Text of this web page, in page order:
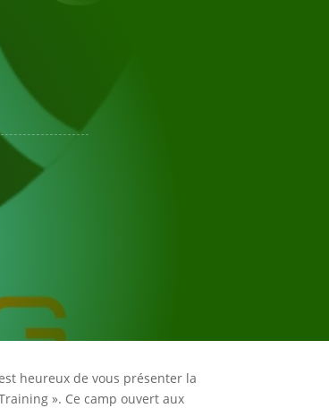
heureux de vous présenter la
». Ce camp ouvert aux